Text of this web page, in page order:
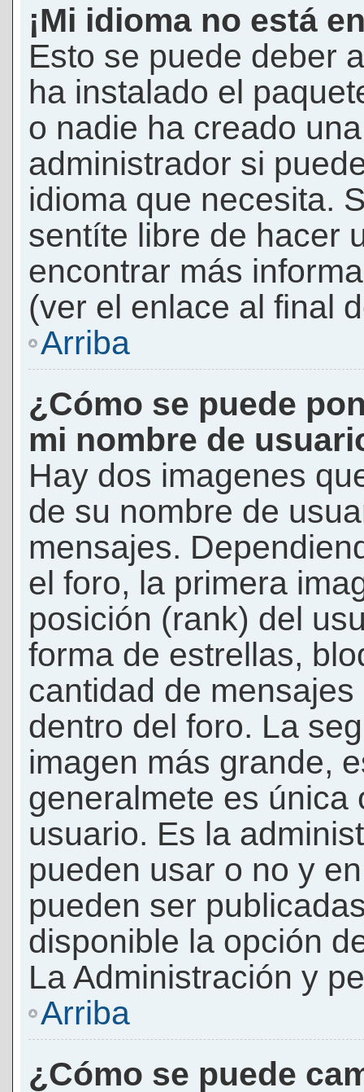
¡Mi idioma no está
Esto se puede deber
ha instalado el
o nadie ha creado
administrador si
idioma que necesita.
sentíte libre de hacer
encontrar más
(ver el enlace al final
Arriba
¿Cómo se puede
mi nombre de
Hay dos imagenes
de su nombre de
mensajes.
el foro, la primera
posición (rank) del
forma de estrellas,
cantidad de
dentro del foro. La
imagen más grande,
generalmete es única
usuario. Es la
pueden usar o no y
pueden ser
disponible la opción
La Administración y
Arriba
¿Cómo se puede